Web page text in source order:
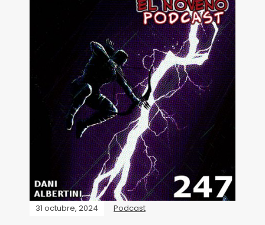
31 octubre, 2024 Podcast